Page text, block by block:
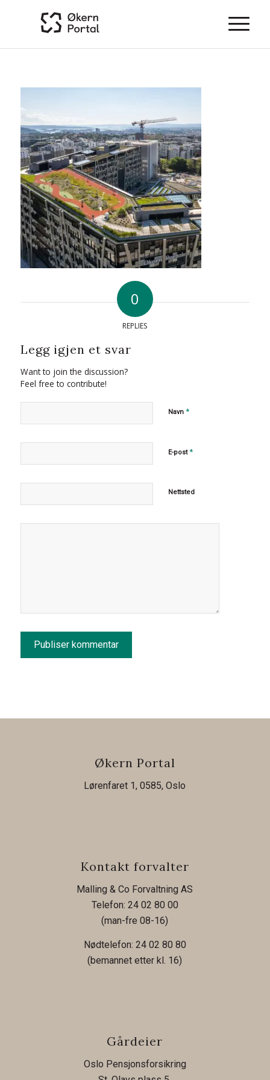
0
REPLIES
Legg igjen et svar
Want to join the discussion?
Feel free to contribute!
Navn *
E-post*
Nettsted
Økern Portal
Lørenfaret 1, 0585, Oslo
Kontakt forvalter
Malling & Co Forvaltning AS
Telefon: 24 02 80 00
(man-fre 08-16)
Nødtelefon: 24 02 80 80
(bemannet etter kl. 16)
Gårdeier
Oslo Pensjonsforsikring